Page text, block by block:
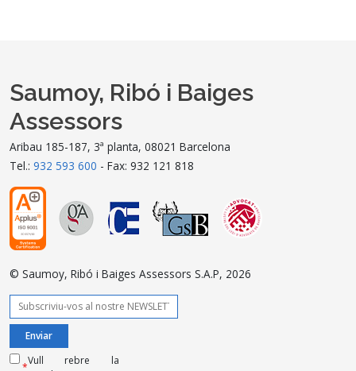
Saumoy, Ribó i Baiges
Assessors
Aribau 185-187, 3ª planta, 08021 Barcelona
Tel.: 932 593 600 - Fax: 932 121 818
© Saumoy, Ribó i Baiges Assessors S.A.P, 2026
*
Vull rebre la